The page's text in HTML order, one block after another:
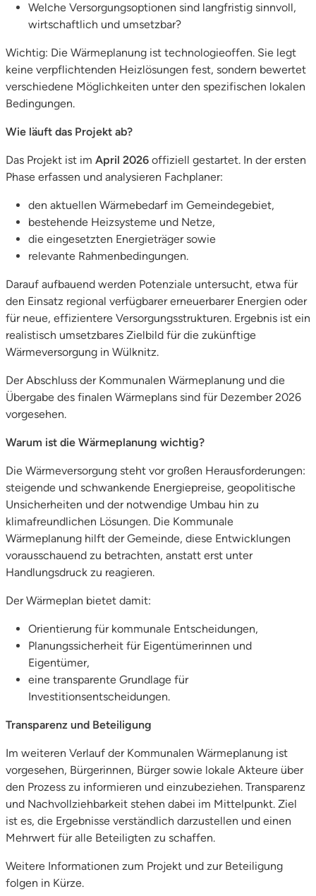
Welche Versorgungsoptionen sind langfristig sinnvoll,
wirtschaftlich und umsetzbar?
Wichtig: Die Wärmeplanung ist technologieoffen. Sie legt
keine verpflichtenden Heizlösungen fest, sondern bewertet
verschiedene Möglichkeiten unter den spezifischen lokalen
Bedingungen.
Wie läuft das Projekt ab?
Das Projekt ist im April 2026 offiziell gestartet. In der ersten
Phase erfassen und analysieren Fachplaner:
den aktuellen Wärmebedarf im Gemeindegebiet,
bestehende Heizsysteme und Netze,
die eingesetzten Energieträger sowie
relevante Rahmenbedingungen.
Darauf aufbauend werden Potenziale untersucht, etwa für
den Einsatz regional verfügbarer erneuerbarer Energien oder
für neue, effizientere Versorgungsstrukturen. Ergebnis ist ein
realistisch umsetzbares Zielbild für die zukünftige
Wärmeversorgung in Wülknitz.
Der Abschluss der Kommunalen Wärmeplanung und die
Übergabe des finalen Wärmeplans sind für Dezember 2026
vorgesehen.
Warum ist die Wärmeplanung wichtig?
Die Wärmeversorgung steht vor großen Herausforderungen:
steigende und schwankende Energiepreise, geopolitische
Unsicherheiten und der notwendige Umbau hin zu
klimafreundlichen Lösungen. Die Kommunale
Wärmeplanung hilft der Gemeinde, diese Entwicklungen
vorausschauend zu betrachten, anstatt erst unter
Handlungsdruck zu reagieren.
Der Wärmeplan bietet damit:
Orientierung für kommunale Entscheidungen,
Planungssicherheit für Eigentümerinnen und
Eigentümer,
eine transparente Grundlage für
Investitionsentscheidungen.
Transparenz und Beteiligung
Im weiteren Verlauf der Kommunalen Wärmeplanung ist
vorgesehen, Bürgerinnen, Bürger sowie lokale Akteure über
den Prozess zu informieren und einzubeziehen. Transparenz
und Nachvollziehbarkeit stehen dabei im Mittelpunkt. Ziel
ist es, die Ergebnisse verständlich darzustellen und einen
Mehrwert für alle Beteiligten zu schaffen.
Weitere Informationen zum Projekt und zur Beteiligung
folgen in Kürze.